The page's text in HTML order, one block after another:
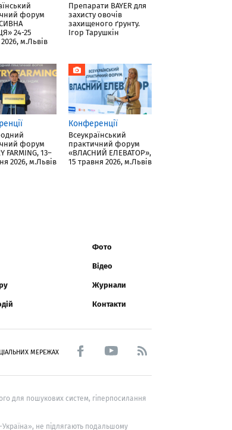
форум
24-25
м.Львів
Препарати BAYER для
захисту овочів
захищеного ґрунту.
Ігор Тарушкін
форум
FARMING, 13–
2026, м.Львів
Конференції
Всеукраїнський
практичний форум
«ВЛАСНИЙ ЕЛЕВАТОР»,
15 травня 2026, м.Львів
Фото
Відео
Журнали
Контакти
МЕРЕЖАХ
для пошукових систем, гіперпосилання
Україна», не підлягають подальшому